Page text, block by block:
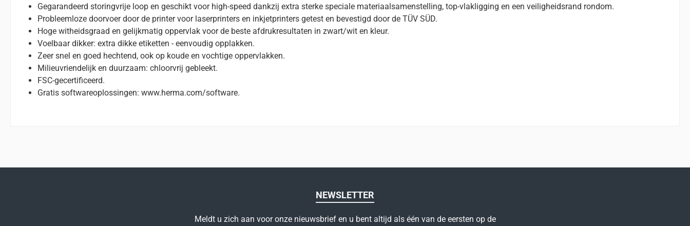
Gegarandeerd storingvrije loop en geschikt voor high-speed dankzij extra sterke speciale materiaalsamenstelling, top-vlakligging en een veiligheidsrand rondom.
Probleemloze doorvoer door de printer voor laserprinters en inkjetprinters getest en bevestigd door de TÜV SÜD.
Hoge witheidsgraad en gelijkmatig oppervlak voor de beste afdrukresultaten in zwart/wit en kleur.
Voelbaar dikker: extra dikke etiketten - eenvoudig opplakken.
Zeer snel en goed hechtend, ook op koude en vochtige oppervlakken.
Milieuvriendelijk en duurzaam: chloorvrij gebleekt.
FSC-gecertificeerd.
Gratis softwareoplossingen: www.herma.com/software.
NEWSLETTER
Meldt u zich aan voor onze nieuwsbrief en u bent altijd als één van de eersten op de